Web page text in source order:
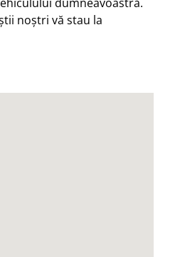
noștri vă stau la